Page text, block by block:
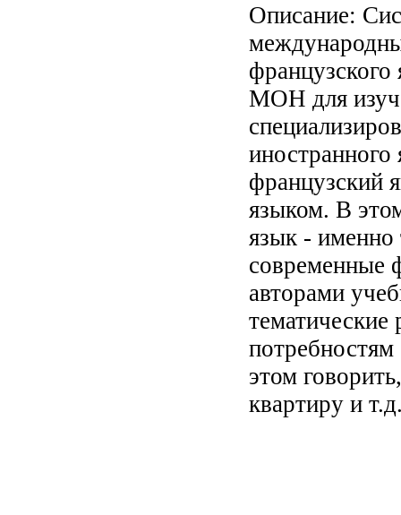
Описание:
МОН для
французский
языком. В
язык - именно
современные
авторами
потребностям
этом
квартиру и